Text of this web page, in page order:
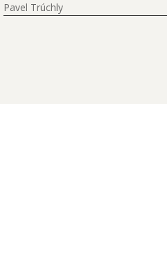
Pavel Trúchly